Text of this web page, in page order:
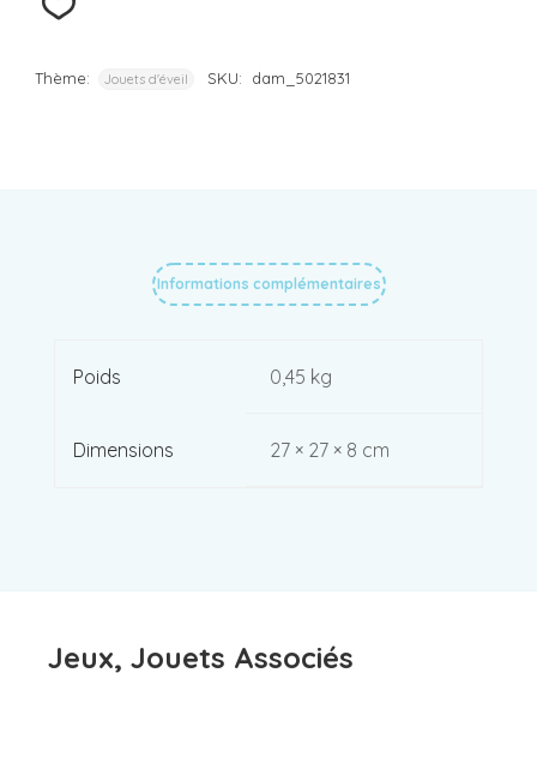
Thème: Jouets d'éveil SKU: dam_5021831
Informations complémentaires
Poids 0,45 kg
Dimensions 27 × 27 × 8 cm
Jeux, Jouets Associés